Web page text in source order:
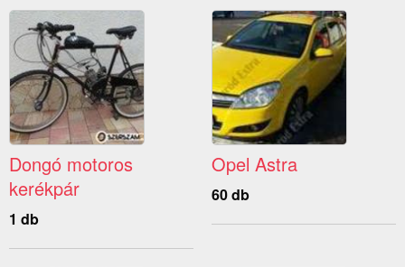
Dongó motoros
kerékpár
1 db
Opel Astra
60 db